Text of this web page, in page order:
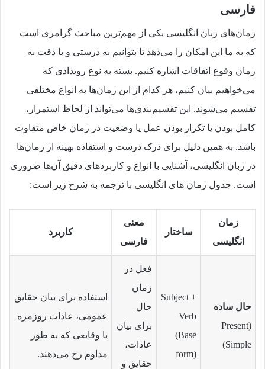
فارسی
زمان‌های زبان انگلیسی یکی از مهم‌ترین مباحث گرامری است
که به ما این امکان را می‌دهد تا بتوانیم به درستی و با دقت به
زمان وقوع اتفاقات اشاره کنیم. بسته به نوع رویدادی که
می‌خواهیم بیان کنیم، هر کدام از این زمان‌ها به انواع مختلفی
تقسیم می‌شوند. این تقسیم‌بندی‌ها می‌تواند از لحاظ استمرار،
کامل بودن یا تکرار بودن عمل یا وضعیت در زمان خاص متفاوت
باشد. به همین دلیل برای درک درست و استفاده بهینه از زمان‌ها
در زبان انگلیسی، آشنایی با انواع و کاربردهای دقیق آن‌ها ضروری
است. جدول زمان‌ های انگلیسی با ترجمه به شرح زیر است:
زمان
انگلیسی
ساختار
معنی
فارسی
کاربرد
حال ساده
(Present
Simple)
Subject +
Verb
(Base
form)
فعل در
زمان
حال
برای بیان
عادات،
حقایق و
استفاده برای بیان حقایق
عمومی، عادات روزمره
یا وقایعی که به طور
مداوم رخ می‌دهند.